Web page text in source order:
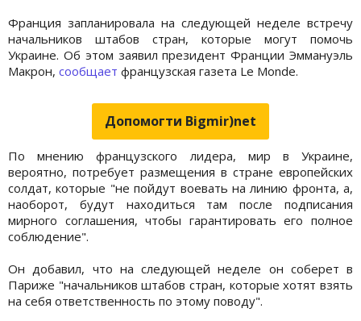
Франция запланировала на следующей неделе встречу
начальников штабов стран, которые могут помочь
Украине. Об этом заявил президент Франции Эммануэль
Макрон, сообщает французская газета Le Monde.
Допомогти Bigmir)net
По мнению французского лидера, мир в Украине,
вероятно, потребует размещения в стране европейских
солдат, которые "не пойдут воевать на линию фронта, а,
наоборот, будут находиться там после подписания
мирного соглашения, чтобы гарантировать его полное
соблюдение".
Он добавил, что на следующей неделе он соберет в
Париже "начальников штабов стран, которые хотят взять
на себя ответственность по этому поводу".